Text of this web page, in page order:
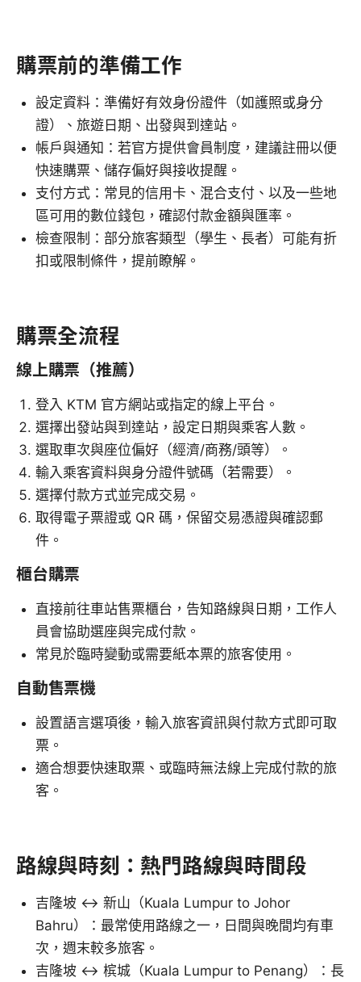
購票前的準備工作
設定資料：準備好有效身份證件（如護照或身分
證）、旅遊日期、出發與到達站。
帳戶與通知：若官方提供會員制度，建議註冊以便
快速購票、儲存偏好與接收提醒。
支付方式：常見的信用卡、混合支付、以及一些地
區可用的數位錢包，確認付款金額與匯率。
檢查限制：部分旅客類型（學生、長者）可能有折
扣或限制條件，提前瞭解。
購票全流程
線上購票（推薦）
登入 KTM 官方網站或指定的線上平台。
選擇出發站與到達站，設定日期與乘客人數。
選取車次與座位偏好（經濟/商務/頭等）。
輸入乘客資料與身分證件號碼（若需要）。
選擇付款方式並完成交易。
取得電子票證或 QR 碼，保留交易憑證與確認郵
件。
櫃台購票
直接前往車站售票櫃台，告知路線與日期，工作人
員會協助選座與完成付款。
常見於臨時變動或需要紙本票的旅客使用。
自動售票機
設置語言選項後，輸入旅客資訊與付款方式即可取
票。
適合想要快速取票、或臨時無法線上完成付款的旅
客。
路線與時刻：熱門路線與時間段
吉隆坡 ↔ 新山（Kuala Lumpur to Johor
Bahru）：最常使用路線之一，日間與晚間均有車
次，週末較多旅客。
吉隆坡 ↔ 槟城（Kuala Lumpur to Penang）：長